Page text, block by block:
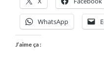
WhatsApp
J’aime ça :